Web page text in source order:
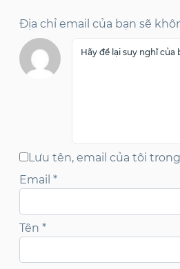
Địa chỉ email của bạn sẽ
Lưu tên, email của tôi
Email *
Tên *